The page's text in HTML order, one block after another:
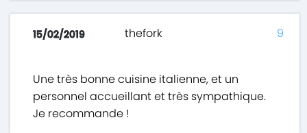
15/02/2019 thefork
Une très bonne cuisine italienne, et un
personnel accueillant et très sympathique.
Je recommande !
9